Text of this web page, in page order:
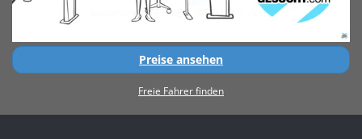
Preise ansehen
Freie Fahrer finden